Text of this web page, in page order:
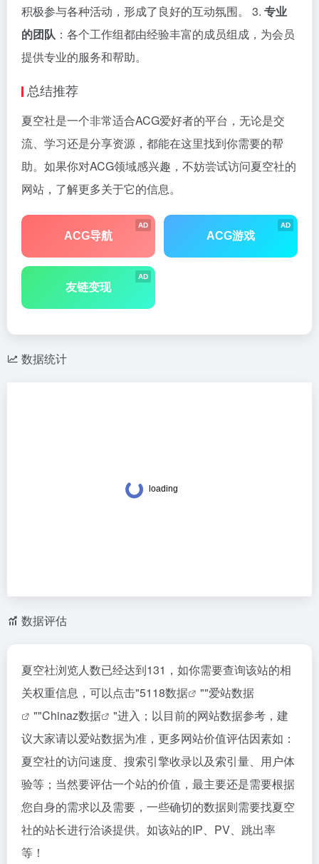
积极参与各种活动，形成了良好的互动氛围。 3. 专业
的团队 ：各个工作组都由经验丰富的成员组成，为会员
提供专业的服务和帮助。
总结推荐
夏空社是一个非常适合ACG爱好者的平台，无论是交
流、学习还是分享资源，都能在这里找到你需要的帮
助。如果你对ACG领域感兴趣，不妨尝试访问夏空社的
网站，了解更多关于它的信息。
AD
ACG导航
AD
ACG游戏
AD
友链变现
数据统计
数据评估
夏空社浏览人数已经达到131，如你需要查询该站的相
关权重信息，可以点击"5118数据 ""爱站数据
""Chinaz数据
"进入；以目前的网站数据参考，建
议大家请以爱站数据为准，更多网站价值评估因素如：
夏空社的访问速度、搜索引擎收录以及索引量、用户体
验等；当然要评估一个站的价值，最主要还是需要根据
您自身的需求以及需要，一些确切的数据则需要找夏空
社的站长进行洽谈提供。如该站的IP、PV、跳出率
等！